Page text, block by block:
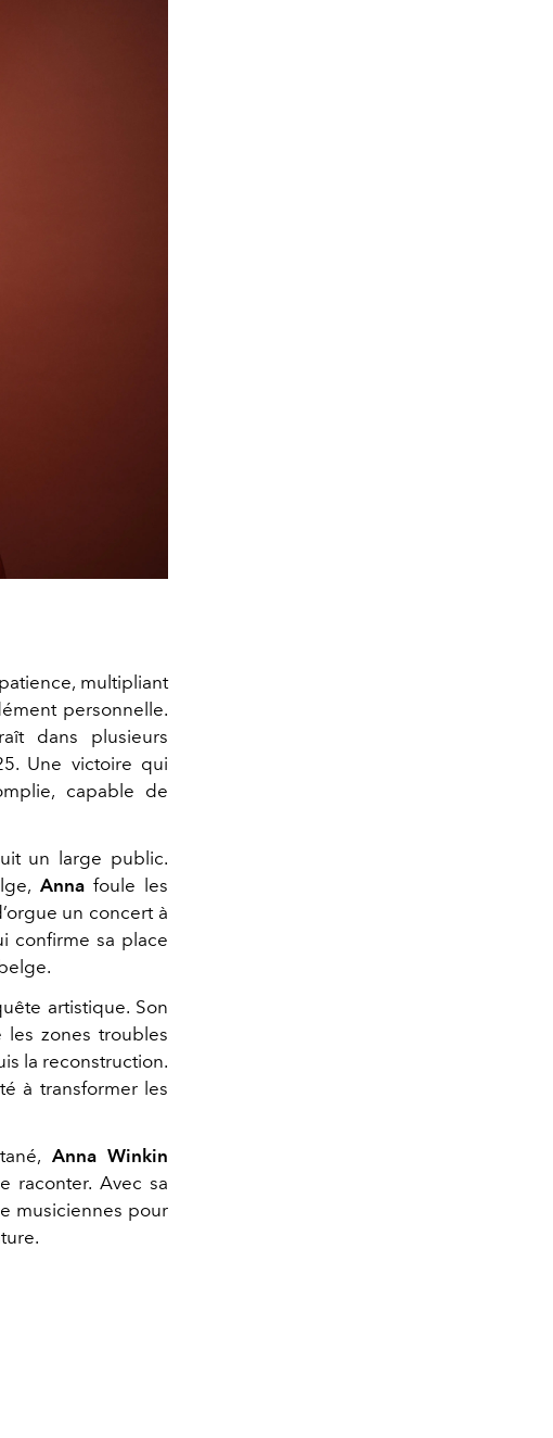
multipliant
personnelle.
dans plusieurs
Une victoire qui
capable de
un large public.
Annafoule les
un concert à
confirme sa place
artistique. Son
les zones troubles
la reconstruction.
à transformer les
Anna Winkin
raconter. Avec sa
musiciennes pour